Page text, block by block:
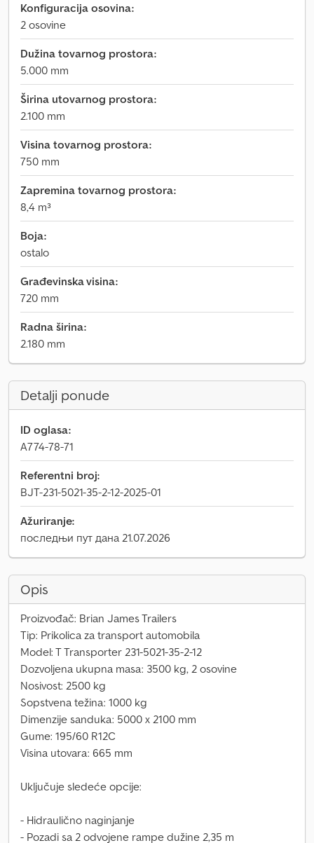
Konfiguracija osovina:
2 osovine
Dužina tovarnog prostora:
5.000 mm
Širina utovarnog prostora:
2.100 mm
Visina tovarnog prostora:
750 mm
Zapremina tovarnog prostora:
8,4 m³
Boja:
ostalo
Građevinska visina:
720 mm
Radna širina:
2.180 mm
Detalji ponude
ID oglasa:
A774-78-71
Referentni broj:
BJT-231-5021-35-2-12-2025-01
Ažuriranje:
последњи пут дана 21.07.2026
Opis
Proizvođač: Brian James Trailers
Tip: Prikolica za transport automobila
Model: T Transporter 231-5021-35-2-12
Dozvoljena ukupna masa: 3500 kg, 2 osovine
Nosivost: 2500 kg
Sopstvena težina: 1000 kg
Dimenzije sanduka: 5000 x 2100 mm
Gume: 195/60 R12C
Visina utovara: 665 mm
Uključuje sledeće opcije:
- Hidraulično naginjanje
- Pozadi sa 2 odvojene rampe dužine 2,35 m